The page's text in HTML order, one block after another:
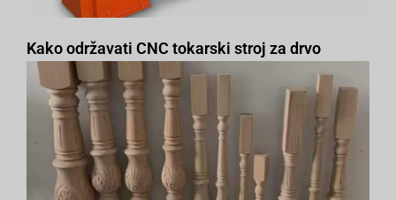
Kako održavati CNC tokarski stroj za drvo